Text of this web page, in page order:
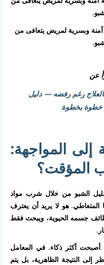
وبسرية لمريض يتعافى من
عن
رغم رفضه — دليل
خطوة بخطوة
إلى المواجهة:
المؤقت؟
الشبو من خلال شرب مواد
المتعاطي. هو لا يريد أن يعترف
جسمه الحيوية، ويبحث فقط
أكثر ذكاء. في المعامل
إلى النتيجة الظاهرية، بل يتم